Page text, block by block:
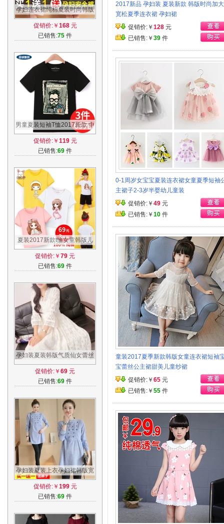
孕妇连衣裙纯棉夏装时尚韩版
孕妇装夏季短袖上衣夏天孕妇
裙中长款
促销价:￥ 168元
已销售:75 件
男童夏装短袖T恤2017新款 中
大童韩版时尚半袖男孩宽松纯
棉上衣潮
促销价:￥ 119元
已销售:69 件
夏装2017新款t恤女童韩版儿
童中大童童装半袖纯棉短袖上
衣打底衫
促销价:￥ 79 元
已销售:69 件
孕妇装夏装韩版气质仙女蕾丝
V领弹性收腰孕妇连衣裙沙滩
长裙夏季
促销价:￥ 69 元
已销售:69 件
孕妇装夏装上衣孕妇裙韩版宽
松中长款潮妈春季秋款条纹连
衣裙长袖
促销价:￥ 199元
已销售:69 件
2017新品 孕妇装 夏装新款 韩版时尚加
宽松夏季连衣裙 孕妇裙
促销价:￥ 128 元
已销售:￥ 39 件
0-1周岁女宝宝夏装连衣裙女童夏季短袖
主裙子2-3岁半婴幼儿童装
促销价:￥ 49 元
已销售:￥ 10 件
童装2017夏季新款韩版女童连衣裙短袖
宝蕾丝公主裙甜美儿童纱裙
促销价:￥ 65 元
已销售:￥ 55 件